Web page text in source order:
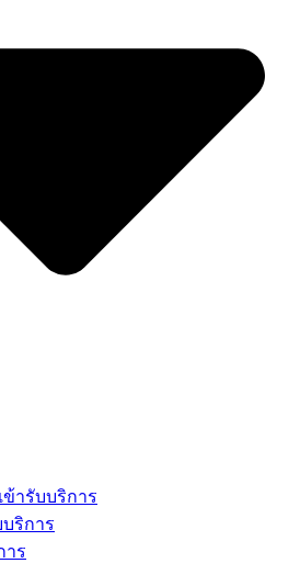
ข้ารับบริการ
บริการ
าร